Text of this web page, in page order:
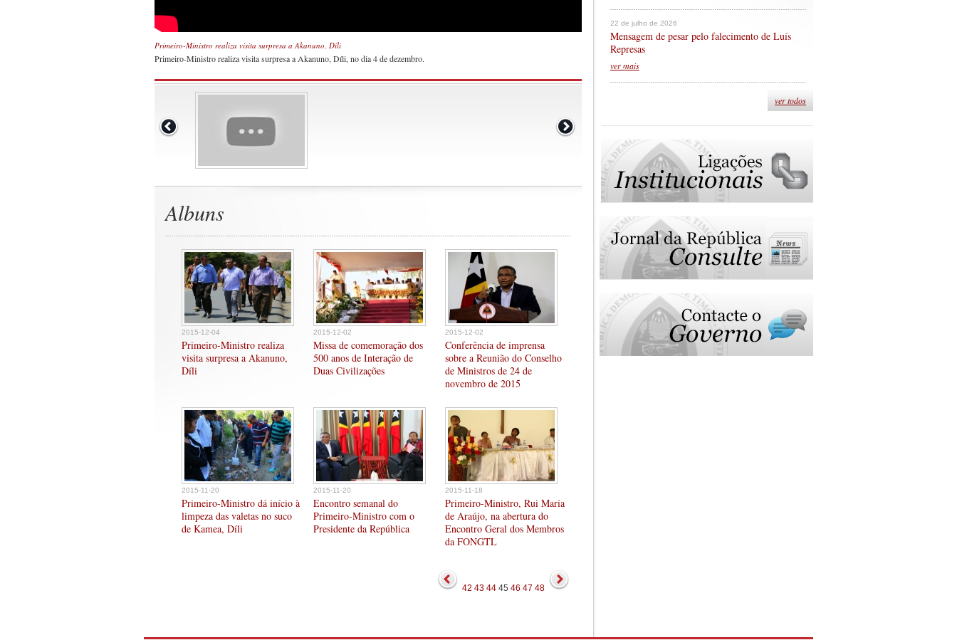
22 de julho de 2026
Mensagem de pesar pelo falecimento de Luís
Represas
ver mais
ver todos
Primeiro-Ministro realiza visita surpresa a Akanuno, Díli
Primeiro-Ministro realiza visita surpresa a Akanuno, Díli, no dia 4 de dezembro.
Albuns
2015-12-04
Primeiro-Ministro realiza
visita surpresa a Akanuno,
Díli
2015-12-02
Missa de comemoração dos
500 anos de Interação de
Duas Civilizações
2015-12-02
Conferência de imprensa
sobre a Reunião do Conselho
de Ministros de 24 de
novembro de 2015
2015-11-20
Primeiro-Ministro dá início à
limpeza das valetas no suco
de Kamea, Díli
2015-11-20
Encontro semanal do
Primeiro-Ministro com o
Presidente da República
2015-11-18
Primeiro-Ministro, Rui Maria
de Araújo, na abertura do
Encontro Geral dos Membros
da FONGTL
42 43 44 45 46 47 48